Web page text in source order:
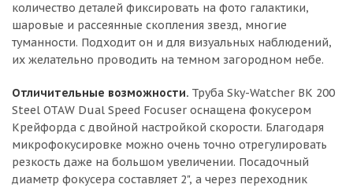
количество деталей фиксировать на фото галактики,
шаровые и рассеянные скопления звезд, многие
туманности. Подходит он и для визуальных наблюдений,
их желательно проводить на темном загородном небе.
Отличительные возможности. Труба Sky-Watcher BK 200
Steel OTAW Dual Speed Focuser оснащена фокусером
Крейфорда с двойной настройкой скорости. Благодаря
микрофокусировке можно очень точно отрегулировать
резкость даже на большом увеличении. Посадочный
диаметр фокусера составляет 2", а через переходник